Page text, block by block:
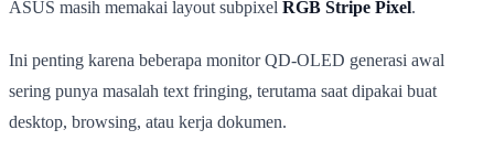
ASUS masih memakai layout subpixel RGB Stripe Pixel.
Ini penting karena beberapa monitor QD-OLED generasi awal
sering punya masalah text fringing, terutama saat dipakai buat
desktop, browsing, atau kerja dokumen.